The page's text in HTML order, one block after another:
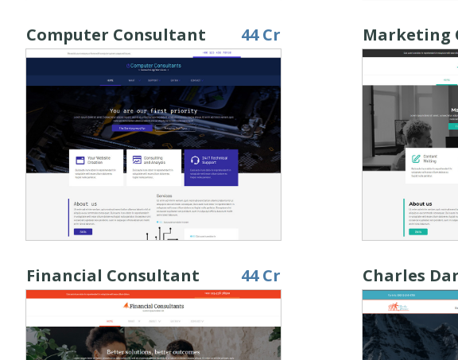
Computer Consultant 44 Cr Marketing
Financial Consultant 44 Cr Charles